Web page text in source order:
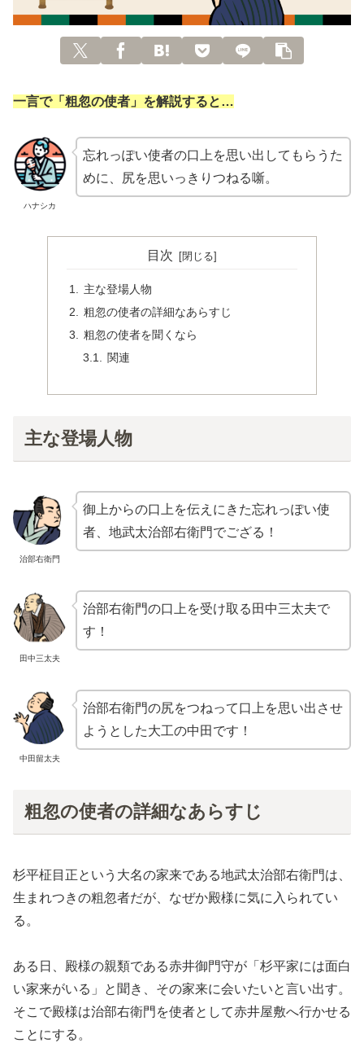
一言で「粗忽の使者」を解説すると…
ハナシカ
忘れっぽい使者の口上を思い出してもらうた
めに、尻を思いっきりつねる噺。
目次
主な登場人物
粗忽の使者の詳細なあらすじ
粗忽の使者を聞くなら
関連
主な登場人物
治部右衛門
御上からの口上を伝えにきた忘れっぽい使
者、地武太治部右衛門でござる！
田中三太夫
治部右衛門の口上を受け取る田中三太夫で
す！
中田留太夫
治部右衛門の尻をつねって口上を思い出させ
ようとした大工の中田です！
粗忽の使者の詳細なあらすじ
杉平柾目正という大名の家来である地武太治部右衛門は、
生まれつきの粗忽者だが、なぜか殿様に気に入られてい
る。
ある日、殿様の親類である赤井御門守が「杉平家には面白
い家来がいる」と聞き、その家来に会いたいと言い出す。
そこで殿様は治部右衛門を使者として赤井屋敷へ行かせる
ことにする。